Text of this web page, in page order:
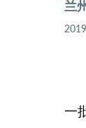
兰
一